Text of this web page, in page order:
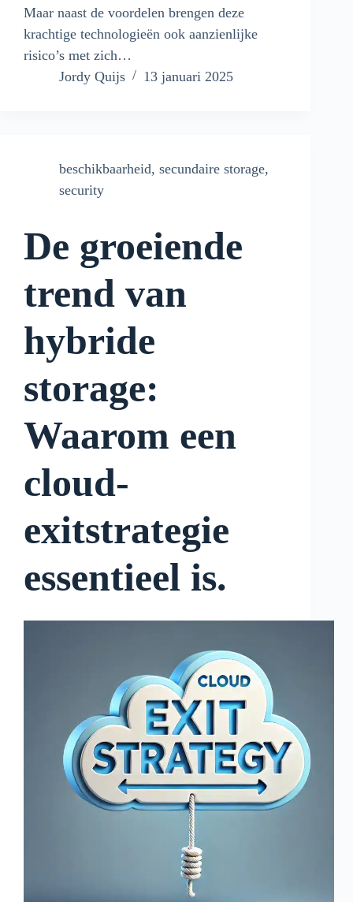
Maar naast de voordelen brengen deze
krachtige technologieën ook aanzienlijke
risico’s met zich…
Jordy Quijs
13 januari 2025
beschikbaarheid, secundaire storage,
security
De groeiende
trend van
hybride
storage:
Waarom een
cloud-
exitstrategie
essentieel is.